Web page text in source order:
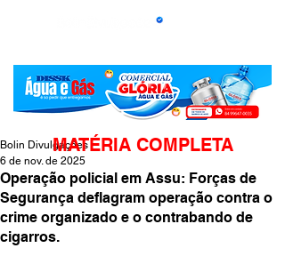
Operação policial em Assu: Forças de
Segurança deflagram operação contra o
crime organizado e o contrabando de
cigarros.
Bolin Divulgações
6 de nov. de 2025
MATÉRIA COMPLETA